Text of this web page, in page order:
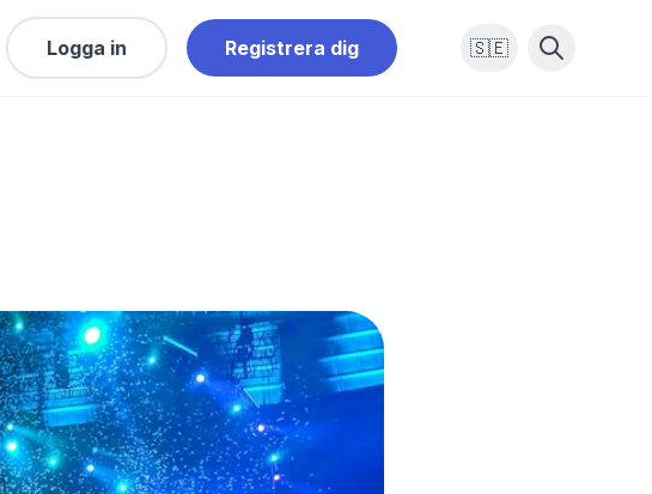
Logga in Registrera dig 🇸🇪